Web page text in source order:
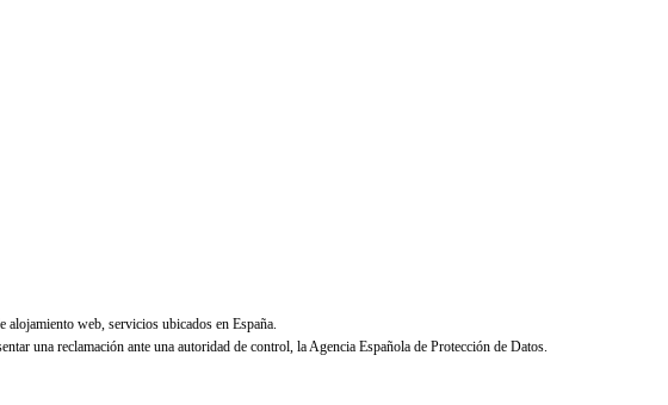
alojamiento web, servicios ubicados en España.
una reclamación ante una autoridad de control, la Agencia Española de Protección de Datos.